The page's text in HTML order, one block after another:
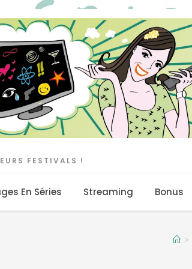
FESTIVALS !
En Séries Streaming Bonus
>